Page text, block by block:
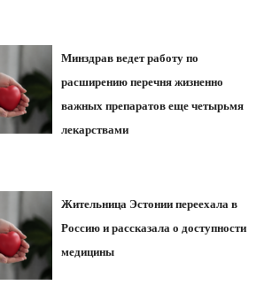
Минздрав ведет работу по
расширению перечня жизненно
важных препаратов еще четырьмя
лекарствами
Жительница Эстонии переехала в
Россию и рассказала о доступности
медицины